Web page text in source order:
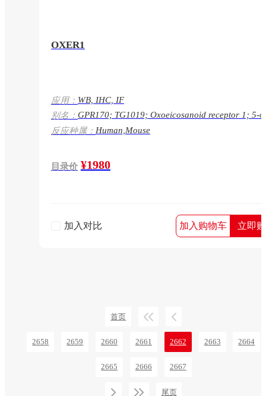
OXER1
应用： WB, IHC, IF
别名： GPR170; TG1019; Oxoeicosanoid receptor 1; 5-
ETE G-protein coupled receptor; G-protein
receptor 170; G-protein coupled receptor R527;
反应种属： Human,Mouse
目录价 ¥1980
加入对比 加入购物车 立即
首页
2658 2659 2660 2661 2662 2663 2664
2665 2666 2667
尾页